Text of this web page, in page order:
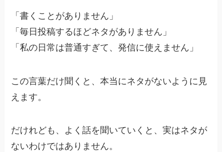
「書くことがありません」
「毎日投稿するほどネタがありません」
「私の日常は普通すぎて、発信に使えません」
この言葉だけ聞くと、本当にネタがないように見
えます。
だけれども、よく話を聞いていくと、実はネタが
ないわけではありません。